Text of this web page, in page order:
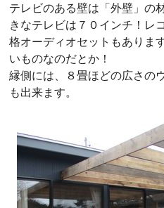
テレビのある壁は「外壁」の
きなテレビは７０インチ！レ
格オーディオセットもありま
いものなのだとか！
縁側には、８畳ほどの広さの
も出来ます。